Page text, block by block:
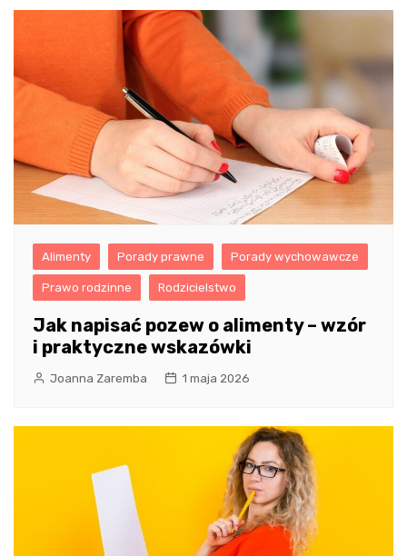
Alimenty Porady prawne Porady wychowawcze
Prawo rodzinne Rodzicielstwo
Jak napisać pozew o alimenty – wzór
i praktyczne wskazówki
Joanna Zaremba 1 maja 2026